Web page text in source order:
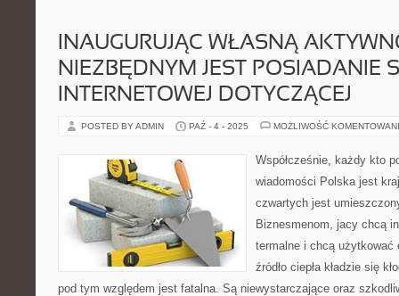
INAUGURUJĄC WŁASNĄ
NIEZBĘDNYM JEST POSIADANIE
INTERNETOWEJ DOTYCZĄCEJ
POSTED BY ADMIN PAŹ - 4 - 2025 MOŻLIWOŚĆ
Współcześnie, każdy kto
wiadomości Polska jest
czwartych jest
Biznesmenom, jacy chcą
termalne i chcą użytkować
źródło ciepła kładzie się
pod tym względem jest fatalna. Są niewystarczające oraz